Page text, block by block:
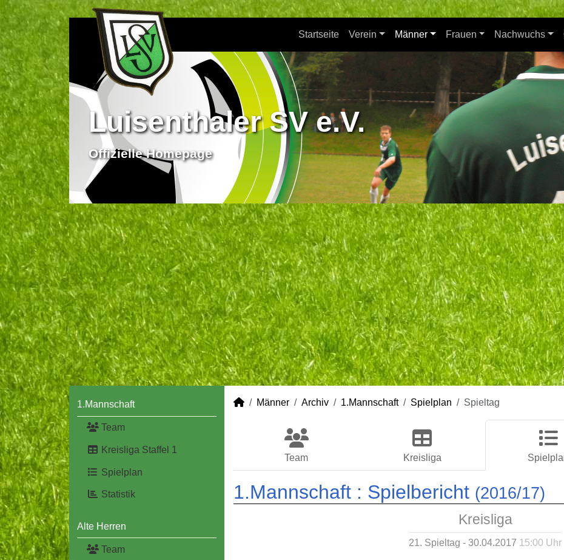
Startseite Verein Männer Frauen Nachwuchs
Luisenthaler SV e.V.
Offizielle Homepage
1.Mannschaft
Team
Kreisliga Staffel 1
Spielplan
Statistik
Alte Herren
Team
Männer Archiv 1.Mannschaft Spielplan Spieltag
Team Kreisliga
1.Mannschaft : Spielbericht (2016/17)
Kreisliga
21. Spieltag - 30.04.2017 15:00 Uhr